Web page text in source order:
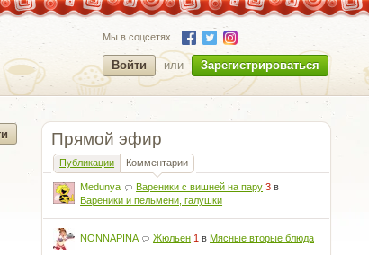
Мы в соцсетях
Войти или Зарегистрироваться
Прямой эфир
Публикации Комментарии
Medunya Вареники с вишней на пару 3 в
Вареники и пельмени, галушки
NONNAPINA Жюльен 1 вМясные вторые блюда